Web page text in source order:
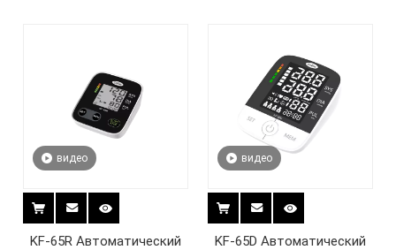
видео
KF-65R Автоматический
видео
KF-65D Автоматический